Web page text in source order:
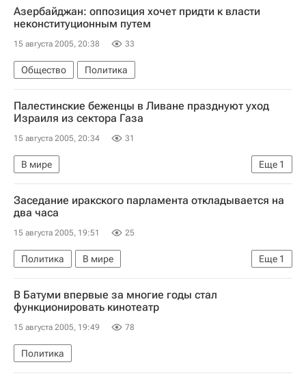
Азербайджан: оппозиция хочет придти к власти
неконституционным путем
15 августа 2005, 20:38 33
Общество Политика
Палестинские беженцы в Ливане празднуют уход
Израиля из сектора Газа
15 августа 2005, 20:34 31
Еще 1
В мире
Вывод израильских поселений из сектора Газа
Заседание иракского парламента откладывается на
два часа
15 августа 2005, 19:51 25
Еще 1
Политика
В мире
Подготовка проекта конституции Ирака
В Батуми впервые за многие годы стал
функционировать кинотеатр
15 августа 2005, 19:49 78
Политика